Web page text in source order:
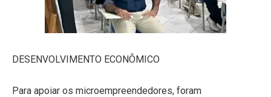
DESENVOLVIMENTO ECONÔMICO
Para apoiar os microempreendedores, foram